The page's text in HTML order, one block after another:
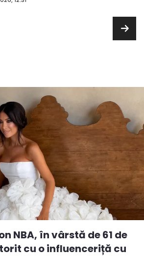
NBA, în vârstă de 61 de
cu o influenceriță cu